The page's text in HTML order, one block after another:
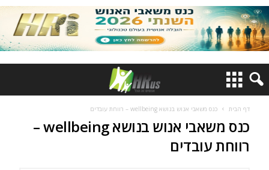
דף הבית כנס משאבי אנוש בנושא wellbeing – רווחת עובדים
כנס משאבי אנוש בנושא wellbeing –
רווחת עובדים